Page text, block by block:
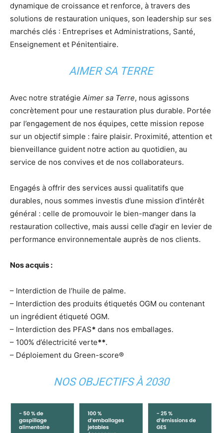
dynamique de croissance et renforce, à travers des
solutions de restauration uniques, son leadership sur ses
marchés clés : Entreprises et Administrations, Santé,
Enseignement et Pénitentiaire.
AIMER SA TERRE
Avec notre stratégie Aimer sa Terre, nous agissons
concrètement pour une restauration plus durable. Portée
par l’engagement de nos équipes, cette mission repose
sur un objectif simple : faire plaisir. Proximité, attention et
bienveillance guident notre action au quotidien, au
service de nos convives et de nos collaborateurs.
Engagés à offrir des services aussi qualitatifs que
durables, nous sommes investis d’une mission d’intérêt
général : celle de promouvoir le bien-manger dans la
restauration collective, mais aussi celle d’agir en levier de
performance environnementale auprès de nos clients.
Nos acquis :
– Interdiction de l’huile de palme.
– Interdiction des produits étiquetés OGM ou contenant
un ingrédient étiqueté OGM.
– Interdiction des PFAS* dans nos emballages.
– 100% d’électricité verte**.
– Déploiement du Green-score®
NOS OBJECTIFS À 2030